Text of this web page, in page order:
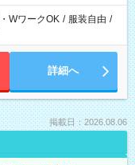
WワークOK / 服装自由 /
詳細へ
掲載日：2026.08.06